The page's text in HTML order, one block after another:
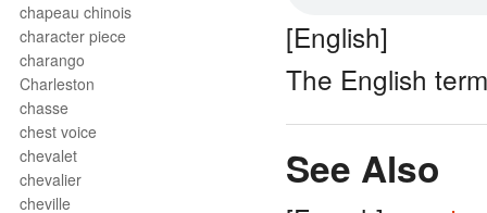
chapeau chinois
character piece
charango
Charleston
chasse
chest voice
chevalet
chevalier
cheville
[English]
The English
See Also